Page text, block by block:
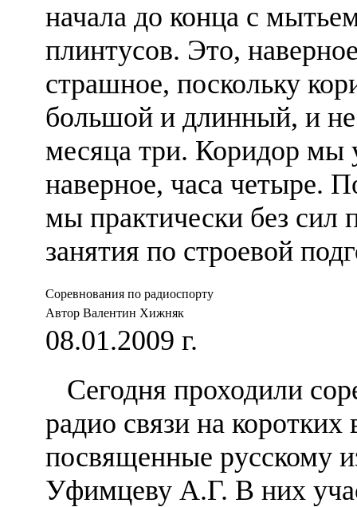
начала до конца с
плинтусов. Это,
страшное, поскольку
большой и длинный, и не
месяца три. Коридор мы
наверное, часа четыре.
мы практически без сил
занятия по строевой
Соревнования по радиоспорту
Автор Валентин Хижняк
08.01.2009 г.
Сегодня проходили
радио связи на коротких
посвященные русскому
Уфимцеву А.Г. В них